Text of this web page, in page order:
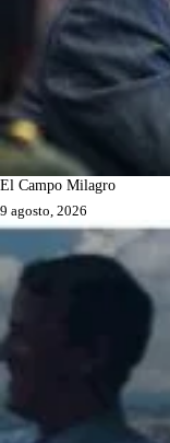
El Campo Milagro
9 agosto, 2026